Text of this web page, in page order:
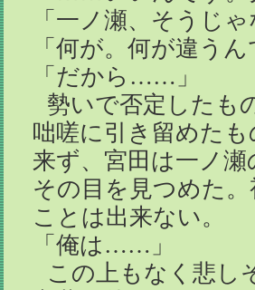
「一ノ瀬、そうじ
「何が。何が違う
「だから……」
勢いで否定したも
咄嗟に引き留めた
来ず、宮田は一ノ
その目を見つめた
ことは出来ない。
「俺は……」
この上もなく悲し